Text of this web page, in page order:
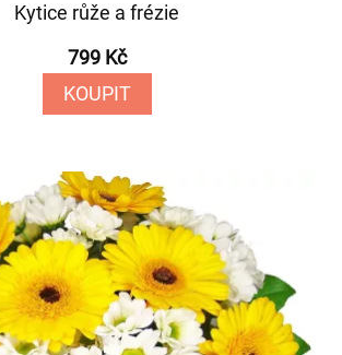
Kytice růže a frézie
799 Kč
KOUPIT